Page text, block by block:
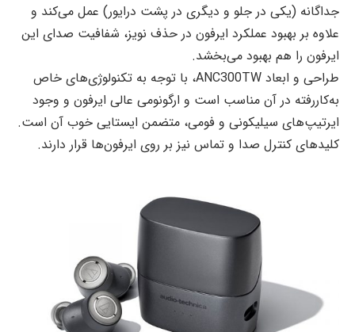
جداگانه (یکی در جلو و دیگری در پشت درایور) عمل می‌کند و
علاوه بر بهبود عملکرد ایرفون در حذف نویز، شفافیت صدای این
ایرفون را هم بهبود می‌بخشد.
طراحی و ابعاد ANC300TW، با توجه به تکنولوژی‌های خاص
به‌کاررفته در آن مناسب است و ارگونومی عالی ایرفون و وجود
ایرتیپ‌های سیلیکونی و فومی، متضمن ایستایی خوب آن است.
کلیدهای کنترل صدا و تماس نیز بر روی ایرفون‌ها قرار دارند.